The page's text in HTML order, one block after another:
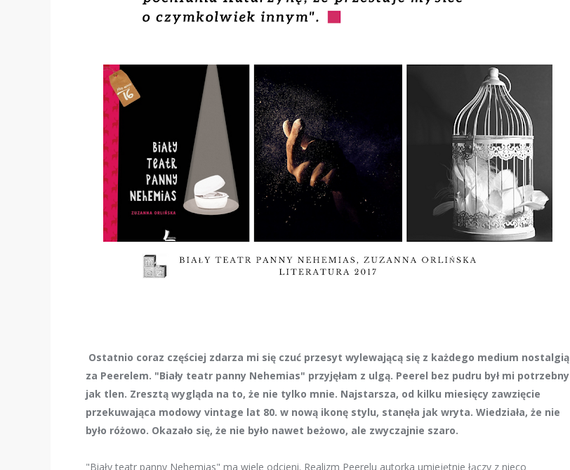
Ostatnio coraz częściej zdarza mi się czuć przesyt wylewającą się z każdego medium nostalgią
za Peerelem. "Biały teatr panny Nehemias" przyjęłam z ulgą. Peerel bez pudru był mi potrzebny
jak tlen. Zresztą wygląda na to, że nie tylko mnie. Najstarsza, od kilku miesięcy zawzięcie
przekuwająca modowy vintage lat 80. w nową ikonę stylu, stanęła jak wryta. Wiedziała, że nie
było różowo. Okazało się, że nie było nawet beżowo, ale zwyczajnie szaro.
"Biały teatr panny Nehemias" ma wiele odcieni. Realizm Peerelu autorka umiejętnie łączy z nieco